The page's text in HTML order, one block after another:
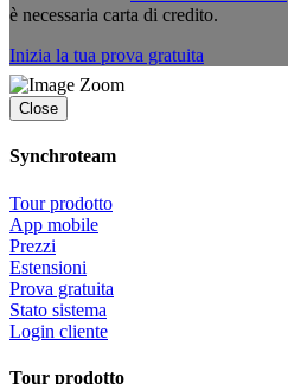
è necessaria carta di credito.
Inizia la tua prova gratuita
Close
Synchroteam
Tour prodotto
App mobile
Prezzi
Estensioni
Prova gratuita
Stato sistema
Login cliente
Tour prodotto